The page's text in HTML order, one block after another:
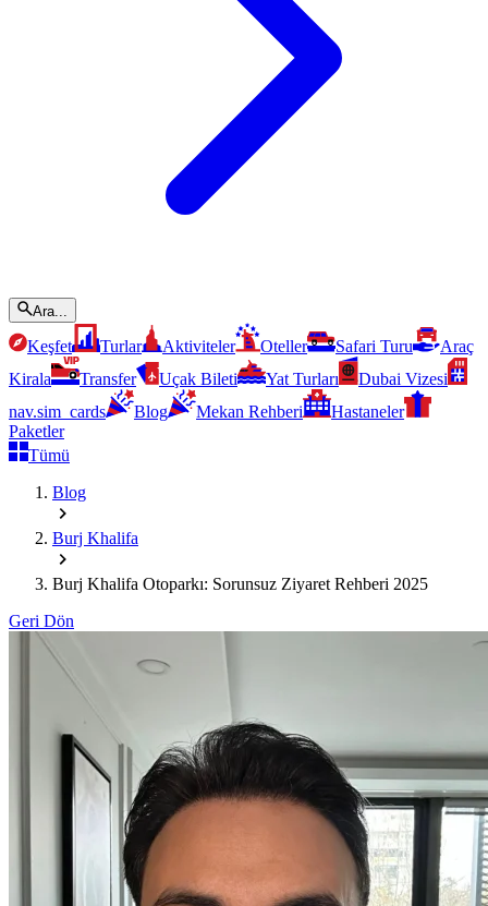
Ara...
Keşfet Turlar Aktiviteler Oteller Safari Turu
Araç
Kirala
Transfer Uçak Bileti Yat Turları
Dubai Vizesi
nav.sim_cards
Blog Mekan Rehberi
Hastaneler
Paketler
Tümü
Blog
Burj Khalifa
Burj Khalifa Otoparkı: Sorunsuz Ziyaret Rehberi 2025
Geri Dön